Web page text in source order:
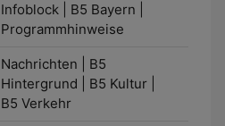
Infoblock | B5 Bayern |
Programmhinweise
Nachrichten | B5
Hintergrund | B5 Kultur |
B5 Verkehr